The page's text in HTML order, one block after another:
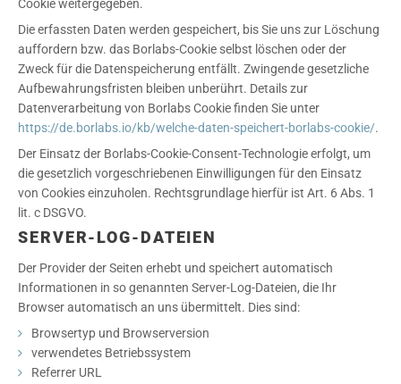
Cookie weitergegeben.
Die erfassten Daten werden gespeichert, bis Sie uns zur Löschung
auffordern bzw. das Borlabs-Cookie selbst löschen oder der
Zweck für die Datenspeicherung entfällt. Zwingende gesetzliche
Aufbewahrungsfristen bleiben unberührt. Details zur
Datenverarbeitung von Borlabs Cookie finden Sie unter
https://de.borlabs.io/kb/welche-daten-speichert-borlabs-cookie/.
Der Einsatz der Borlabs-Cookie-Consent-Technologie erfolgt, um
die gesetzlich vorgeschriebenen Einwilligungen für den Einsatz
von Cookies einzuholen. Rechtsgrundlage hierfür ist Art. 6 Abs. 1
lit. c DSGVO.
SERVER-LOG-DATEIEN
Der Provider der Seiten erhebt und speichert automatisch
Informationen in so genannten Server-Log-Dateien, die Ihr
Browser automatisch an uns übermittelt. Dies sind:
Browsertyp und Browserversion
verwendetes Betriebssystem
Referrer URL